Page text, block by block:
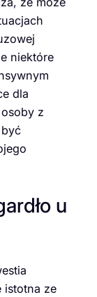
niektóre
dla
z
u
istotna ze